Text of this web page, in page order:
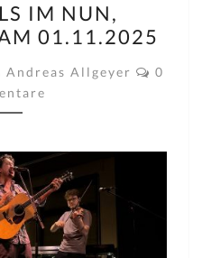
FALLS
IM
NUN,
KULTURRAUM
AM
IM NUN,
01.11.2025
Andreas Allgeyer
0